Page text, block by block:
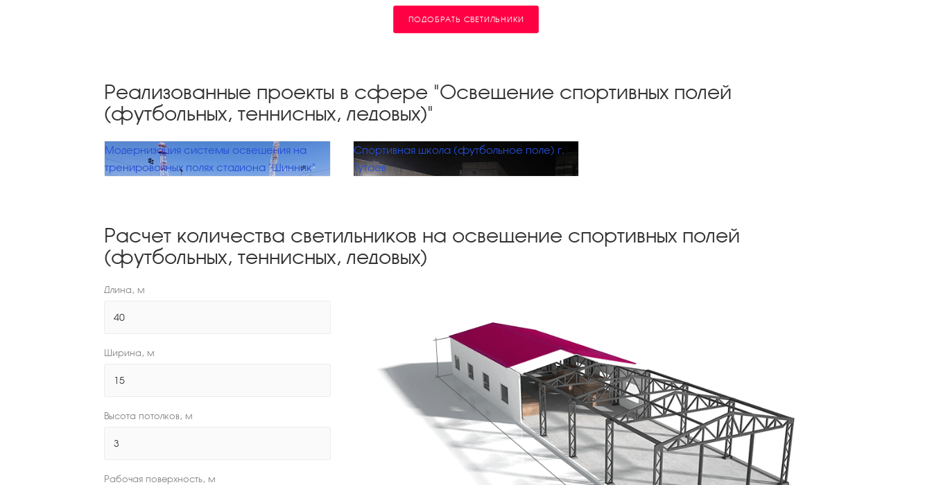
ПОДОБРАТЬ СВЕТИЛЬНИКИ
Реализованные проекты в сфере "Освещение спортивных полей
(футбольных, теннисных, ледовых)"
Модернизация системы освещения на
тренировочных полях стадиона "Шинник"
Спортивная школа (футбольное поле) г.
Тутаев
Расчет количества светильников на освещение спортивных полей
(футбольных, теннисных, ледовых)
Длина, м
Ширина, м
Высота потолков, м
Рабочая поверхность, м